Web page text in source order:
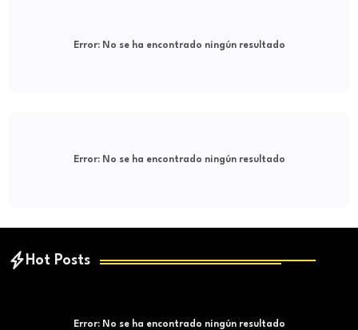
Error:No se ha encontrado ningún resultado
Error:No se ha encontrado ningún resultado
Hot Posts
Error:No se ha encontrado ningún resultado